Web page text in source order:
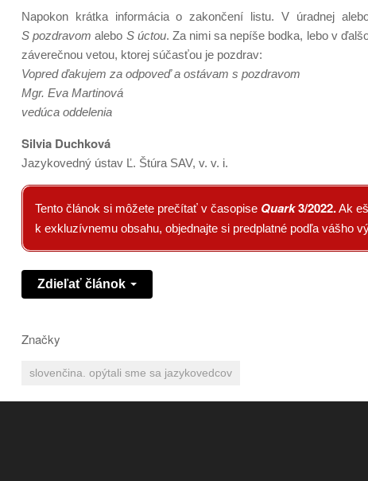
Napokon krátka informácia o zakončení listu. V úradnej
S pozdravomalebo S úctou. Za nimi sa nepíše bodka, lebo v
záverečnou vetou, ktorej súčasťou je pozdrav:
Vopred ďakujem za odpoveď a ostávam s pozdravom
Mgr. Eva Martinová
vedúca oddelenia
Silvia Duchková
Jazykovedný ústav Ľ. Štúra SAV, v. v. i.
Tento článok si môžete prečítať v časopise Quark3/2022.Ak
k exkluzívnemu obsahu, objednajte si predplatné podľa vášho
Zdieľať článok
Značky
slovenčina. opýtali sme sa jazykovedcov